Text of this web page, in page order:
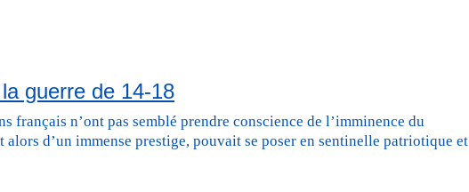
guerre de 14-18
français n’ont pas semblé prendre conscience de l’imminence du
d’un immense prestige, pouvait se poser en sentinelle patriotique et